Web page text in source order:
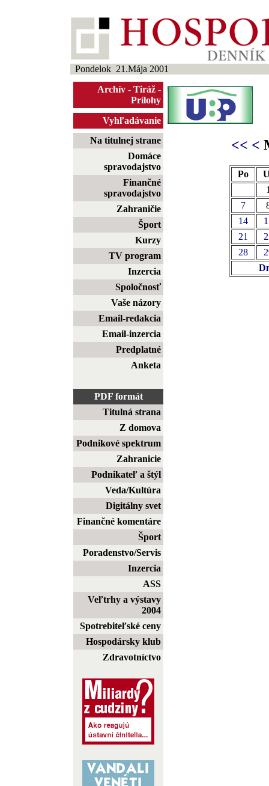
Pondelok 21.Mája 2001
Archív - Tiráž -
Prílohy
Vyhľadávanie
Na titulnej strane
Domáce
spravodajstvo
Finančné
spravodajstvo
Zahraničie
Šport
Kurzy
TV program
Inzercia
Spoločnosť
Vaše názory
Email-redakcia
Email-inzercia
Predplatné
Anketa
PDF formát
Titulná strana
Z domova
Podnikové spektrum
Zahranicie
Podnikateľ a štýl
Veda/Kultúra
Digitálny svet
Finančné komentáre
Šport
Poradenstvo/Servis
Inzercia
ASS
Veľtrhy a výstavy
2004
Spotrebiteľské ceny
Hospodársky klub
Zdravotníctvo
<< <
Po
7
14
21
28